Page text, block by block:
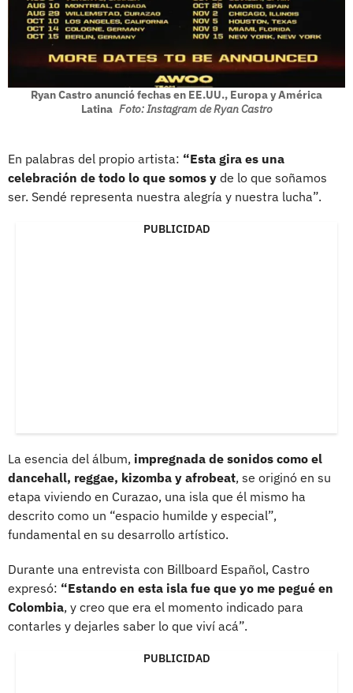
Ryan Castro anunció fechas en EE.UU., Europa y América
Latina Foto: Instagram de Ryan Castro
En palabras del propio artista: “Esta gira es una
celebración de todo lo que somos y de lo que soñamos
ser. Sendé representa nuestra alegría y nuestra lucha”.
PUBLICIDAD
La esencia del álbum, impregnada de sonidos como el
dancehall, reggae, kizomba y afrobeat, se originó en su
etapa viviendo en Curazao, una isla que él mismo ha
descrito como un “espacio humilde y especial”,
fundamental en su desarrollo artístico.
Durante una entrevista con Billboard Español, Castro
expresó: “Estando en esta isla fue que yo me pegué en
Colombia, y creo que era el momento indicado para
contarles y dejarles saber lo que viví acá”.
PUBLICIDAD